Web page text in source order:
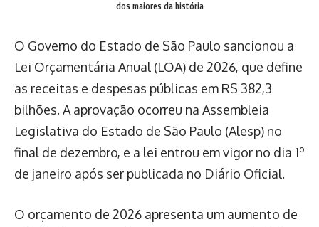
dos maiores da história
O Governo do Estado de São Paulo sancionou a
Lei Orçamentária Anual (LOA) de 2026, que define
as receitas e despesas públicas em R$ 382,3
bilhões. A aprovação ocorreu na Assembleia
Legislativa do Estado de São Paulo (Alesp) no
final de dezembro, e a lei entrou em vigor no dia 1º
de janeiro após ser publicada no Diário Oficial.
O orçamento de 2026 apresenta um aumento de